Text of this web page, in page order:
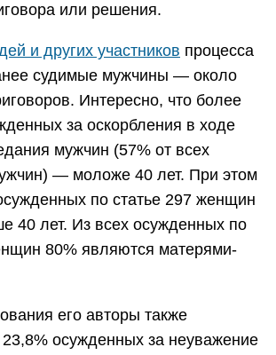
или решения.
и других участников процесса
судимые мужчины — около
Интересно, что более
за оскорбления в ходе
мужчин (57% от всех
— моложе 40 лет. При этом
по статье 297 женщин
40 лет. Из всех осужденных по
80% являются матерями-
его авторы также
осужденных за неуважение